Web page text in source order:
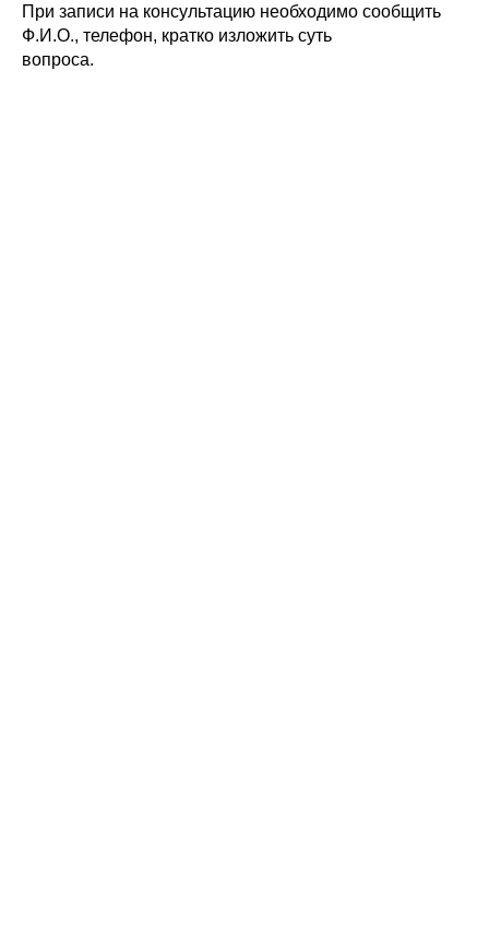
При записи на консультацию необходимо сообщить
Ф.И.О., телефон, кратко изложить суть
вопроса.